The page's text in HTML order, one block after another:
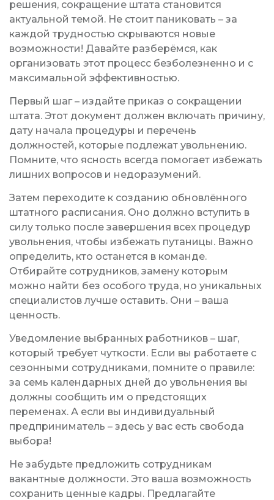
решения, сокращение штата становится
актуальной темой. Не стоит паниковать – за
каждой трудностью скрываются новые
возможности! Давайте разберёмся, как
организовать этот процесс безболезненно и с
максимальной эффективностью.
Первый шаг – издайте приказ о сокращении
штата. Этот документ должен включать причину,
дату начала процедуры и перечень
должностей, которые подлежат увольнению.
Помните, что ясность всегда помогает избежать
лишних вопросов и недоразумений.
Затем переходите к созданию обновлённого
штатного расписания. Оно должно вступить в
силу только после завершения всех процедур
увольнения, чтобы избежать путаницы. Важно
определить, кто останется в команде.
Отбирайте сотрудников, замену которым
можно найти без особого труда, но уникальных
специалистов лучше оставить. Они – ваша
ценность.
Уведомление выбранных работников – шаг,
который требует чуткости. Если вы работаете с
сезонными сотрудниками, помните о правиле:
за семь календарных дней до увольнения вы
должны сообщить им о предстоящих
переменах. А если вы индивидуальный
предприниматель – здесь у вас есть свобода
выбора!
Не забудьте предложить сотрудникам
вакантные должности. Это ваша возможность
сохранить ценные кадры. Предлагайте